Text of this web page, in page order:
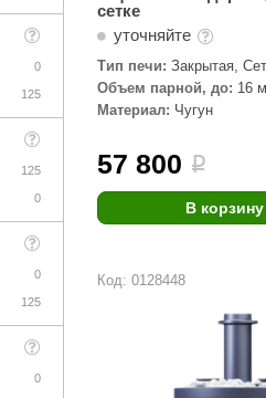
0
125
125
0
0
125
0
сетке
уточняйте
Тип печи: Закрытая,
Объем парной, до: 16
Материал: Чугун
57 800 i
В корзину
Код: 0128448